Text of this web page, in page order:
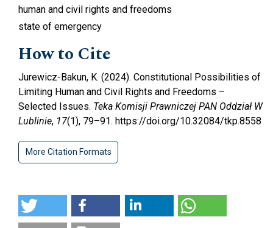
human and civil rights and freedoms
state of emergency
How to Cite
Jurewicz-Bakun, K. (2024). Constitutional Possibilities of
Limiting Human and Civil Rights and Freedoms –
Selected Issues. Teka Komisji Prawniczej PAN Oddział W
Lublinie, 17(1), 79–91. https://doi.org/10.32084/tkp.8558
More Citation Formats